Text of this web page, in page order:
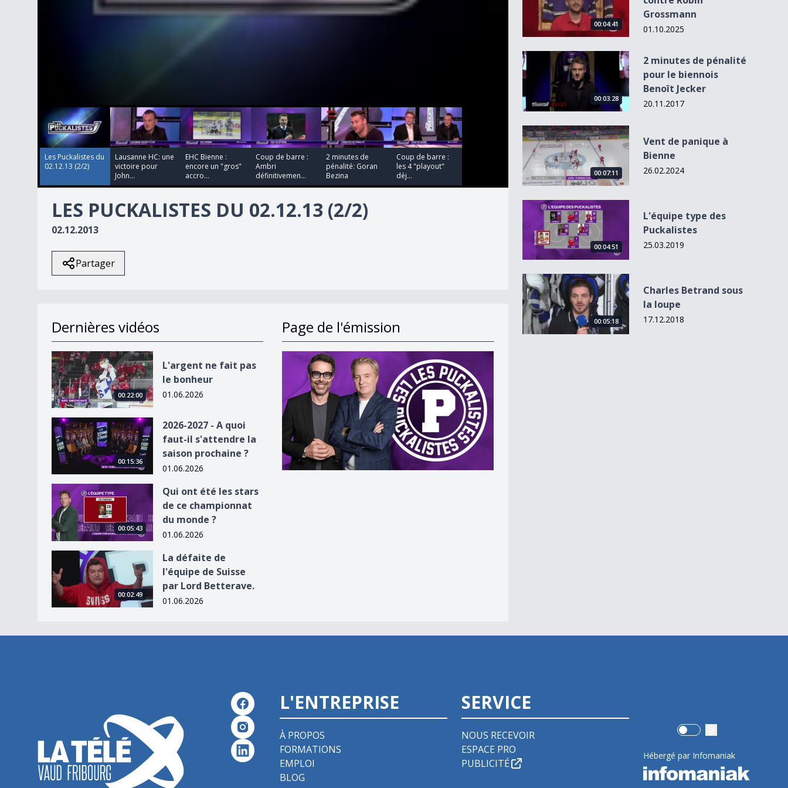
seconds
minutes,
26
seconds Volume
Les Puckalistes du
02.12.13 (2/2)
Lausanne HC: une
victoire pour
John...
EHC Bienne :
encore un "gros"
accro...
Coup de barre :
Ambri
définitivemen...
2 minutes de
pénalité: Goran
Bezina
Coup de barre :
les 4 "playout"
déj...
LES PUCKALISTES DU 02.12.13 (2/2)
02.12.2013
Partager
Dernières vidéos
L&#039;argent ne fait pas le bonheur
00:22:00
L'argent ne fait pas
le bonheur
01.06.2026
2026-2027 - A quoi faut-il s&#039;attendre la saison prochaine ?
00:15:36
2026-2027 - A quoi
faut-il s'attendre la
saison prochaine ?
01.06.2026
Qui ont été les stars de ce championnat du monde ?
00:05:43
Qui ont été les stars
de ce championnat
du monde ?
01.06.2026
La défaite de l&#039;équipe de Suisse par Lord Betterave.
00:02:49
La défaite de
l'équipe de Suisse
par Lord Betterave.
01.06.2026
Page de l'émission
00:04:41
Grossmann
01.10.2025
2 minutes de pénalité pour le biennois Benoît Jecker
00:03:28
2 minutes de pénalité
pour le biennois
Benoît Jecker
20.11.2017
Vent de panique à Bienne
00:07:11
Vent de panique à
Bienne
26.02.2024
L&#039;équipe type des Puckalistes
00:04:51
L'équipe type des
Puckalistes
25.03.2019
Charles Betrand sous la loupe
00:05:18
Charles Betrand sous
la loupe
17.12.2018
L'ENTREPRISE
À PROPOS
FORMATIONS
EMPLOI
BLOG
SERVICE
NOUS RECEVOIR
ESPACE PRO
PUBLICITÉ
Use setting
Hébergé par Infomaniak